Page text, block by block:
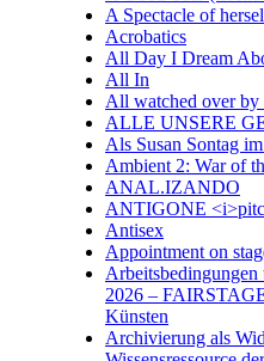
A Spectacle of
Acrobatics
All Day I Dream
All In
All watched over by
ALLE UNSERE
Als Susan Sontag
Ambient 2: War of
ANAL.IZANDO
ANTIGONE
Antisex
Appointment on
2026 –
Künsten
Archivierung als